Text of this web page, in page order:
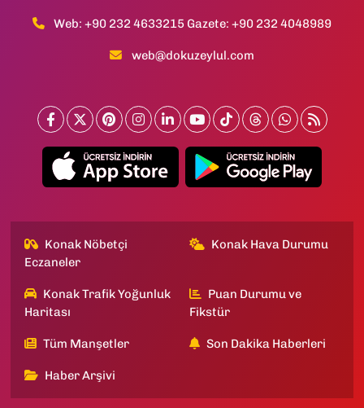
Web: +90 232 4633215 Gazete: +90 232 4048989
web@dokuzeylul.com
Konak Nöbetçi
Eczaneler
Konak Hava Durumu
Konak Trafik Yoğunluk
Haritası
Puan Durumu ve
Fikstür
Tüm Manşetler Son Dakika Haberleri
Haber Arşivi